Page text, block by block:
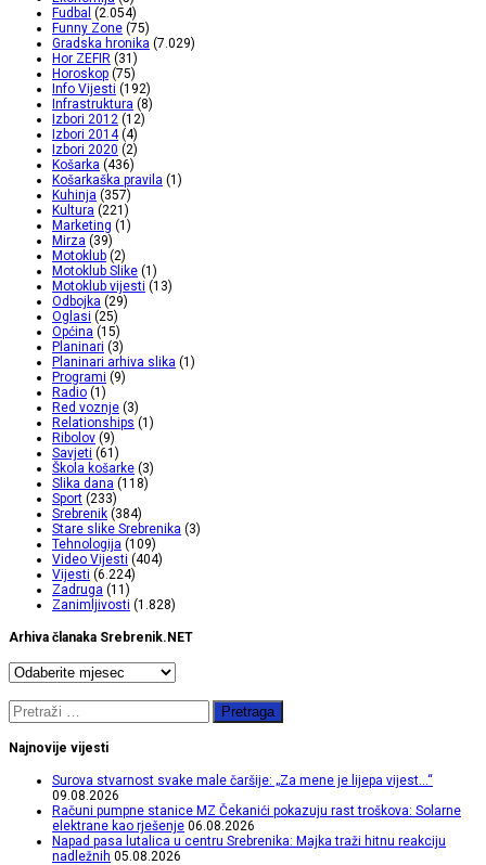
Fudbal (2.054)
Funny Zone (75)
Gradska hronika (7.029)
Hor ZEFIR (31)
Horoskop (75)
Info Vijesti (192)
Infrastruktura (8)
Izbori 2012 (12)
Izbori 2014(4)
Izbori 2020 (2)
Košarka (436)
Košarkaška pravila (1)
Kuhinja (357)
Kultura (221)
Marketing (1)
Mirza (39)
Motoklub (2)
Motoklub Slike (1)
Motoklub vijesti (13)
Odbojka (29)
Oglasi (25)
Općina (15)
Planinari (3)
Planinari arhiva slika (1)
Programi (9)
Radio (1)
Red voznje (3)
Relationships (1)
Ribolov (9)
Savjeti (61)
Škola košarke (3)
Slika dana (118)
Sport (233)
Srebrenik (384)
Stare slike Srebrenika (3)
Tehnologija (109)
Video Vijesti (404)
Vijesti (6.224)
Zadruga (11)
Zanimljivosti (1.828)
Arhiva članaka Srebrenik.NET
Arhiva
članaka
Srebrenik.NET
Pretraga:
Najnovije vijesti
Surova stvarnost svake male čaršije: „Za mene je lijepa vijest…“
09.08.2026
Računi pumpne stanice MZ Čekanići pokazuju rast troškova: Solarne
elektrane kao rješenje 06.08.2026
Napad pasa lutalica u centru Srebrenika: Majka traži hitnu reakciju
nadležnih 05.08.2026